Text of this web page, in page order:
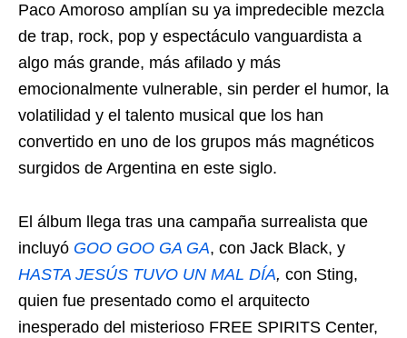
Paco Amoroso amplían su ya impredecible mezcla
de trap, rock, pop y espectáculo vanguardista a
algo más grande, más afilado y más
emocionalmente vulnerable, sin perder el humor, la
volatilidad y el talento musical que los han
convertido en uno de los grupos más magnéticos
surgidos de Argentina en este siglo.
El álbum llega tras una campaña surrealista que
incluyó GOO GOO GA GA, con Jack Black, y
HASTA JESÚS TUVO UN MAL DÍA, con Sting,
quien fue presentado como el arquitecto
inesperado del misterioso FREE SPIRITS Center,